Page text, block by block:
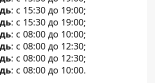
: с 15:30 до 19:00;
: с 15:30 до 19:00;
: с 08:00 до 10:00;
: с 08:00 до 12:30;
: с 08:00 до 12:30;
: с 08:00 до 10:00.